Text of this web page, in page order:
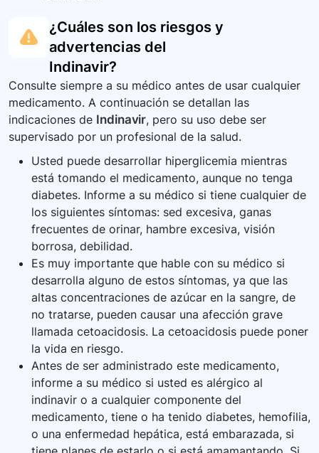
¿Cuáles son los riesgos y
advertencias del
Indinavir?
Consulte siempre a su médico antes de usar cualquier
medicamento. A continuación se detallan las
indicaciones de Indinavir, pero su uso debe ser
supervisado por un profesional de la salud.
Usted puede desarrollar hiperglicemia mientras
está tomando el medicamento, aunque no tenga
diabetes. Informe a su médico si tiene cualquier de
los siguientes síntomas: sed excesiva, ganas
frecuentes de orinar, hambre excesiva, visión
borrosa, debilidad.
Es muy importante que hable con su médico si
desarrolla alguno de estos síntomas, ya que las
altas concentraciones de azúcar en la sangre, de
no tratarse, pueden causar una afección grave
llamada cetoacidosis. La cetoacidosis puede poner
la vida en riesgo.
Antes de ser administrado este medicamento,
informe a su médico si usted es alérgico al
indinavir o a cualquier componente del
medicamento, tiene o ha tenido diabetes, hemofilia,
o una enfermedad hepática, está embarazada, si